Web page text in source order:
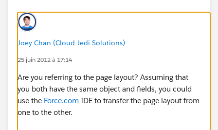
Joey Chan (Cloud Jedi Solutions)
25 juin 2012 à 17:14
Are you referring to the page layout? Assuming that
you both have the same object and fields, you could
use the Force.com IDE to transfer the page layout from
one to the other.